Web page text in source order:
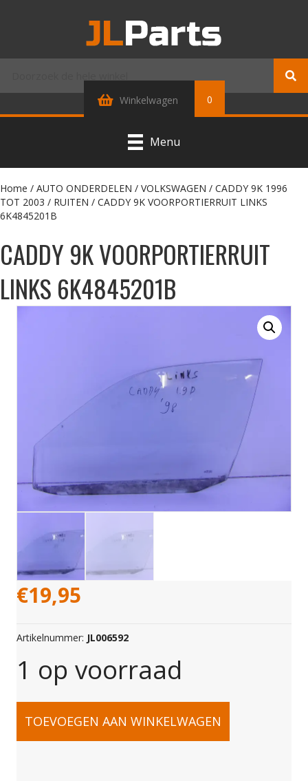
Winkelwagen 0
Menu
Home / AUTO ONDERDELEN / VOLKSWAGEN / CADDY 9K 1996
TOT 2003 / RUITEN / CADDY 9K VOORPORTIERRUIT LINKS
6K4845201B
CADDY 9K VOORPORTIERRUIT
LINKS 6K4845201B
€19,95
Artikelnummer: JL006592
1 op voorraad
CADDY
TOEVOEGEN AAN WINKELWAGEN